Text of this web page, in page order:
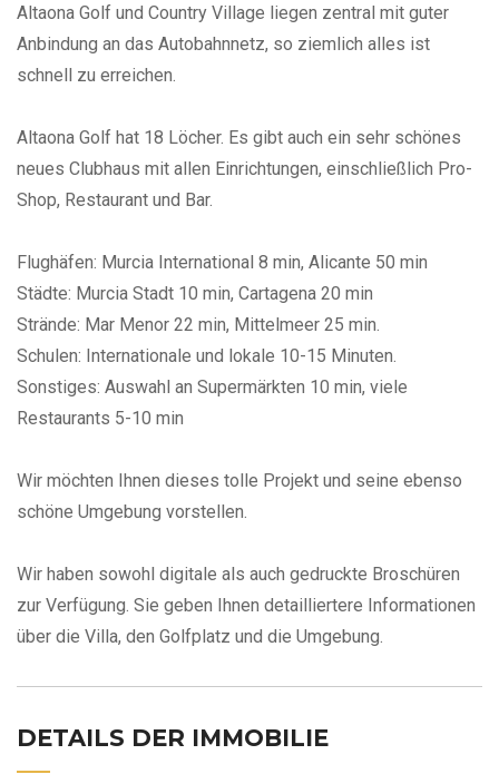
Altaona Golf und Country Village liegen zentral mit guter
Anbindung an das Autobahnnetz, so ziemlich alles ist
schnell zu erreichen.
Altaona Golf hat 18 Löcher. Es gibt auch ein sehr schönes
neues Clubhaus mit allen Einrichtungen, einschließlich Pro-
Shop, Restaurant und Bar.
Flughäfen: Murcia International 8 min, Alicante 50 min
Städte: Murcia Stadt 10 min, Cartagena 20 min
Strände: Mar Menor 22 min, Mittelmeer 25 min.
Schulen: Internationale und lokale 10-15 Minuten.
Sonstiges: Auswahl an Supermärkten 10 min, viele
Restaurants 5-10 min
Wir möchten Ihnen dieses tolle Projekt und seine ebenso
schöne Umgebung vorstellen.
Wir haben sowohl digitale als auch gedruckte Broschüren
zur Verfügung. Sie geben Ihnen detailliertere Informationen
über die Villa, den Golfplatz und die Umgebung.
DETAILS DER IMMOBILIE